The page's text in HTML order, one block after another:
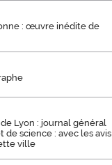
: œuvre inédite de
Lyon : journal général
de science : avec les avis
ville